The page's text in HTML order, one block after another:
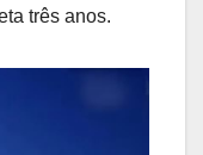
três anos.